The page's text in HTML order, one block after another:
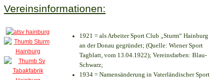
Vereinsinformationen:
1921 = als Arbeiter Sport Club „Sturm“ Hainburg
an der Donau gegründet; (Quelle: Wiener Sport
Tagblatt, vom 13.04.1922); Vereinsfarben: Blau-
Schwarz;
1934 = Namensänderung in Vaterländischer Sport